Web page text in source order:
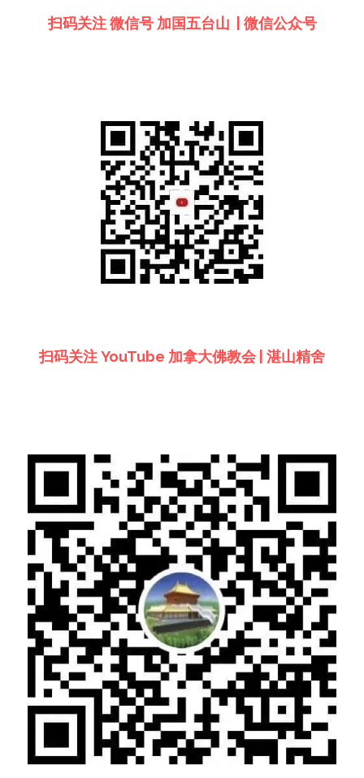
扫码关注 微信号 加国五台山  | 微信公众号
扫码关注 YouTube 加拿大佛教会 | 湛山精舍